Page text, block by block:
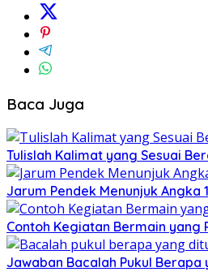
Baca Juga
Tulislah Kalimat yang Sesuai
Jarum Pendek Menunjuk Angka
Contoh Kegiatan Bermain yang
Jawaban Bacalah Pukul Berapa